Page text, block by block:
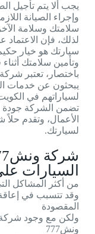
يجب ألا يتم تأجيل
وإجراء الصيانة
سلامتك وسلامة
سيارتك هو خيار
وتأمين سلامتك أثناء
يبحثون عن خدمات
لسياراتهم في
تضمن الشركة جودة
الأعمال، وتقدم حلاً
لسيارتك.
السيارات
من أكثر المشاكل
وقد تتسبب في
المقصودة
ولكن مع وجود
ونش777